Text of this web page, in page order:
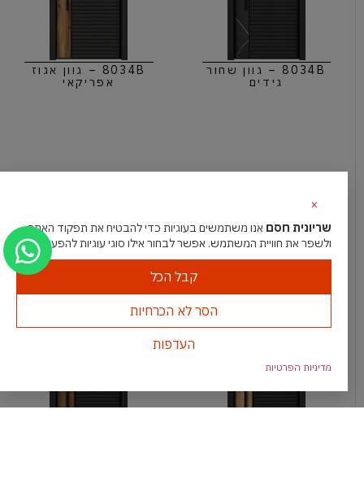
8034B – גוון שחור
גידים
מידע נוסף
8034B – גוון אגוז
אפריקאי
מידע נוסף
×
שריונית חסם אנו משתמשים בעוגיות כדי להבטיח את תפקוד האתר
ולשפר את חוויית המשתמש. אפשר לבחור אילו סוגי עוגיות להפעיל.
קבל הכל
הסר לא הכרחיות
העדפות
מדיניות הפרטיות